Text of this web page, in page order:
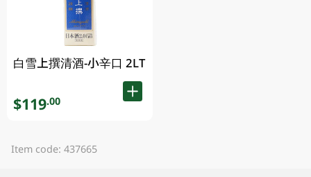
白雪上撰清酒-小辛口 2LT
$119.00
Item code: 437665